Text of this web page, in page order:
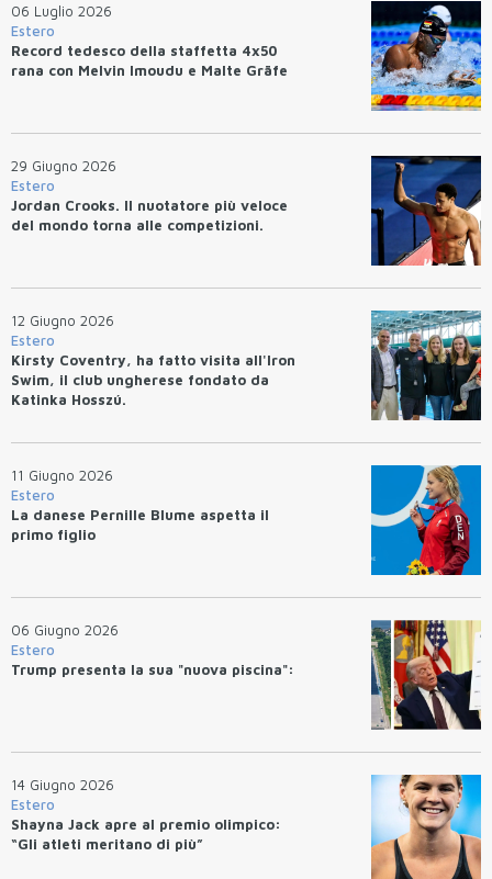
06 Luglio 2026
Estero
Record tedesco della staffetta 4x50
rana con Melvin Imoudu e Malte Gräfe
29 Giugno 2026
Estero
Jordan Crooks. Il nuotatore più veloce
del mondo torna alle competizioni.
12 Giugno 2026
Estero
Kirsty Coventry, ha fatto visita all'Iron
Swim, il club ungherese fondato da
Katinka Hosszú.
11 Giugno 2026
Estero
La danese Pernille Blume aspetta il
primo figlio
06 Giugno 2026
Estero
Trump presenta la sua "nuova piscina":
14 Giugno 2026
Estero
Shayna Jack apre al premio olimpico:
“Gli atleti meritano di più”